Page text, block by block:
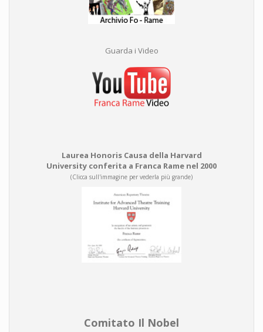
Guarda i Video
Laurea Honoris Causa della Harvard
University conferita a Franca Rame nel 2000
(Clicca sull'immagine per vederla più grande)
Comitato Il Nobel